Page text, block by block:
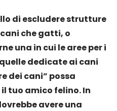
di escludere strutture
che gatti, o
una in cui le aree per i
dedicate ai cani
dei cani” possa
tuo amico felino. In
avere una